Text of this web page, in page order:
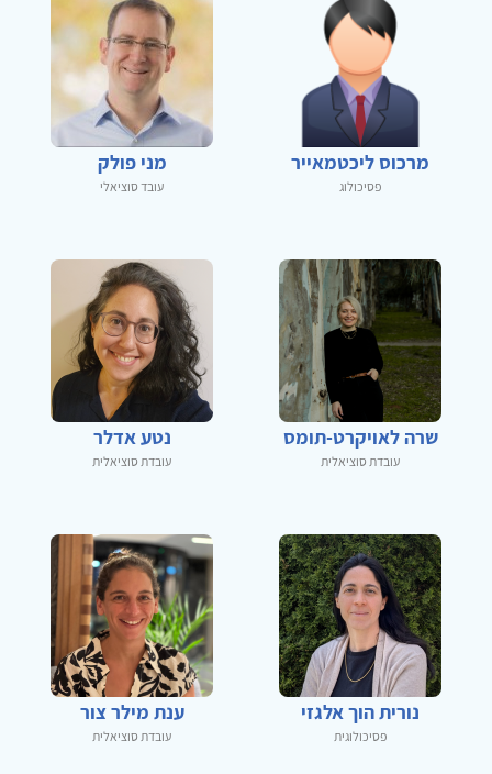
מרכוס ליכטמאייר
פסיכולוג
מני פולק
עובד סוציאלי
שרה לאויקרט-תומס
עובדת סוציאלית
נטע אדלר
עובדת סוציאלית
נורית הוך אלגזי
פסיכולוגית
ענת מילר צור
עובדת סוציאלית